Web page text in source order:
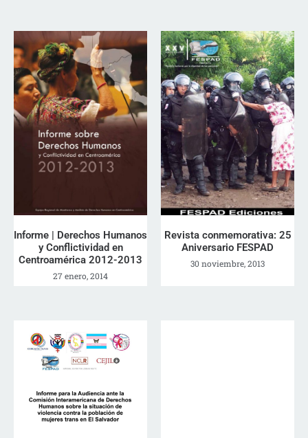
Informe | Derechos Humanos
y Conflictividad en
Centroamérica 2012-2013
27 enero, 2014
Revista conmemorativa: 25
Aniversario FESPAD
30 noviembre, 2013